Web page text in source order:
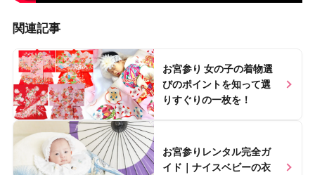
関連記事
お宮参り 女の子の着物選
びのポイントを知って選
りすぐりの一枚を！
Nice baby Labで読む >>
お宮参りレンタル完全ガ
イド｜ナイスベビーの衣
Nice baby Labで読む >>